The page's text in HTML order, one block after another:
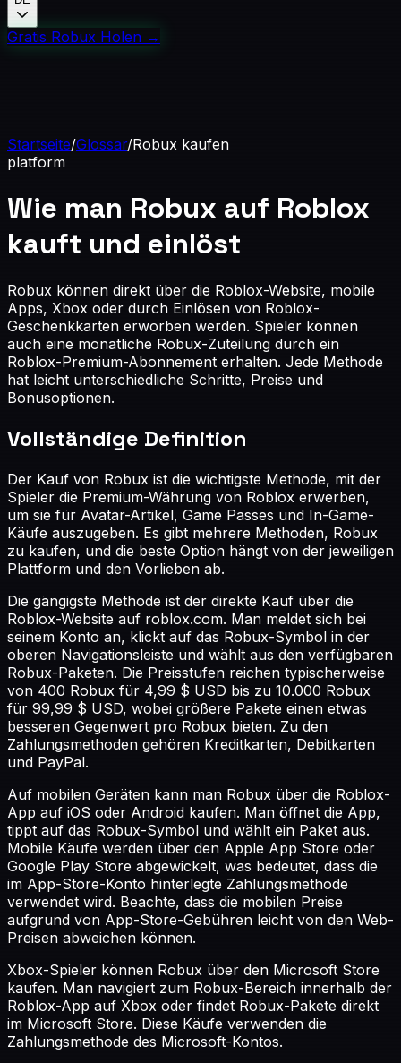
Gratis Robux Holen →
Startseite/Glossar/Robux kaufen
platform
Wie man Robux auf Roblox
kauft und einlöst
Robux können direkt über die Roblox-Website, mobile
Apps, Xbox oder durch Einlösen von Roblox-
Geschenkkarten erworben werden. Spieler können
auch eine monatliche Robux-Zuteilung durch ein
Roblox-Premium-Abonnement erhalten. Jede Methode
hat leicht unterschiedliche Schritte, Preise und
Bonusoptionen.
Vollständige Definition
Der Kauf von Robux ist die wichtigste Methode, mit der
Spieler die Premium-Währung von Roblox erwerben,
um sie für Avatar-Artikel, Game Passes und In-Game-
Käufe auszugeben. Es gibt mehrere Methoden, Robux
zu kaufen, und die beste Option hängt von der jeweiligen
Plattform und den Vorlieben ab.
Die gängigste Methode ist der direkte Kauf über die
Roblox-Website auf roblox.com. Man meldet sich bei
seinem Konto an, klickt auf das Robux-Symbol in der
oberen Navigationsleiste und wählt aus den verfügbaren
Robux-Paketen. Die Preisstufen reichen typischerweise
von 400 Robux für 4,99 $ USD bis zu 10.000 Robux
für 99,99 $ USD, wobei größere Pakete einen etwas
besseren Gegenwert pro Robux bieten. Zu den
Zahlungsmethoden gehören Kreditkarten, Debitkarten
und PayPal.
Auf mobilen Geräten kann man Robux über die Roblox-
App auf iOS oder Android kaufen. Man öffnet die App,
tippt auf das Robux-Symbol und wählt ein Paket aus.
Mobile Käufe werden über den Apple App Store oder
Google Play Store abgewickelt, was bedeutet, dass die
im App-Store-Konto hinterlegte Zahlungsmethode
verwendet wird. Beachte, dass die mobilen Preise
aufgrund von App-Store-Gebühren leicht von den Web-
Preisen abweichen können.
Xbox-Spieler können Robux über den Microsoft Store
kaufen. Man navigiert zum Robux-Bereich innerhalb der
Roblox-App auf Xbox oder findet Robux-Pakete direkt
im Microsoft Store. Diese Käufe verwenden die
Zahlungsmethode des Microsoft-Kontos.